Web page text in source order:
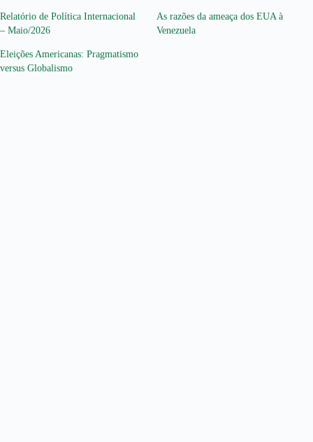
Relatório de Política Internacional
– Maio/2026
As razões da ameaça dos EUA à
Venezuela
Eleições Americanas: Pragmatismo
versus Globalismo